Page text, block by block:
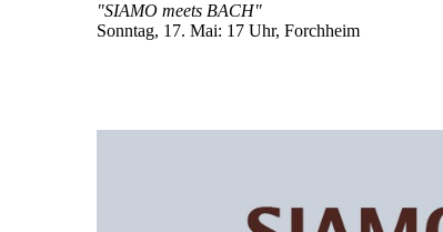
"SIAMO meets BACH"
Sonntag, 17. Mai: 17 Uhr, Forchheim